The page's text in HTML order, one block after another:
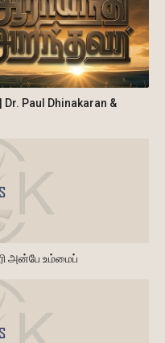
Paul Dhinakaran &
அன்பே உம்மைப்